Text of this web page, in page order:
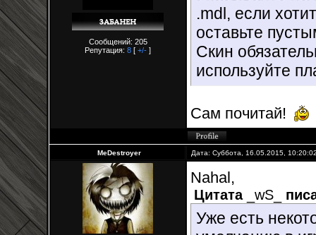
Сообщений: 205
Репутация: 8 [ +/- ]
.mdl, если
оставьте
Скин
используйте
Сам почитай!
MeDestroyer Дата: Суббота, 16.05.2015,
Nahal,
Цитата _wS_
Уже есть